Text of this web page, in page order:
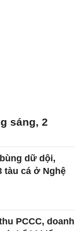
sáng, 2
dữ dội,
tàu cá ở Nghệ
PCCC, doanh